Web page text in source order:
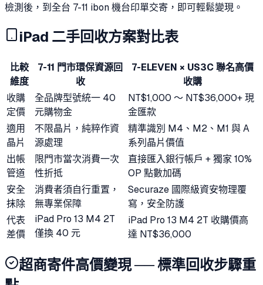
檢測後，到全台 7-11 ibon 機台印單交寄，即可輕鬆變現。
iPad 二手回收方案對比表
比較
維度
7-11 門市環保資源回
收
7-ELEVEN × US3C 聯名高價
收購
收購
定價
全品牌型號統一 40
元購物金
NT$1,000 ～ NT$36,000+ 現
金匯款
適用
晶片
不限晶片，純粹作資
源處理
精準識別 M4、M2、M1 與 A
系列晶片價值
出帳
管道
限門市當次消費一次
性折抵
直接匯入銀行帳戶 + 獨家 10%
OP 點數加碼
安全
抹除
消費者須自行重置，
無專業保障
Securaze 國際級資安物理覆
寫，安全防護
代表
差價
iPad Pro 13 M4 2T
僅換 40 元
iPad Pro 13 M4 2T 收購價高
達 NT$36,000
超商寄件高價變現 ── 標準回收步驟重